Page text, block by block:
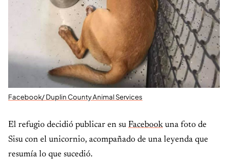
Facebook/ Duplin County Animal Services
El refugio decidió publicar en su Facebook una foto de
Sisu con el unicornio, acompañado de una leyenda que
resumía lo que sucedió.